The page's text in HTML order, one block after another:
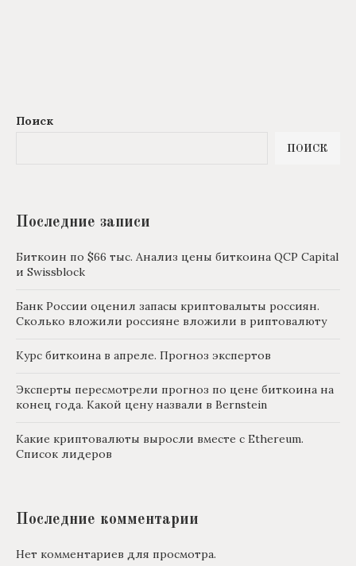
Поиск
ПОИСК
Последние записи
Биткоин по $66 тыс. Анализ цены биткоина QCP Capital
и Swissblock
Банк России оценил запасы криптовалыты россиян.
Сколько вложили россияне вложили в риптовалюту
Курс биткоина в апреле. Прогноз экспертов
Эксперты пересмотрели прогноз по цене биткоина на
конец года. Какой цену назвали в Bernstein
Какие криптовалюты выросли вместе с Ethereum.
Список лидеров
Последние комментарии
Нет комментариев для просмотра.